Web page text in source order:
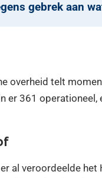
gebrek aan
overheid telt
er 361 operationeel,
al veroordeelde het